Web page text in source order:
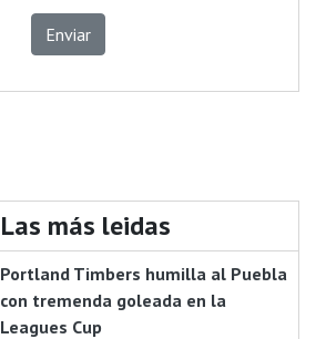
Enviar
Las más leidas
Portland Timbers humilla al Puebla
con tremenda goleada en la
Leagues Cup